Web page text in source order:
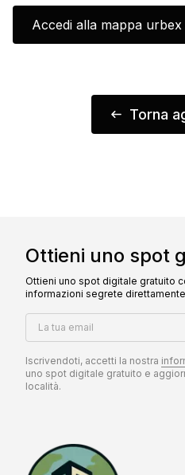
Accedi alla mappa
Torna
Ottieni uno spot
Ottieni uno spot digitale gratuito
informazioni segrete
La tua email
Iscrivendoti, accetti la nostra
uno spot digitale gratuito e
località.